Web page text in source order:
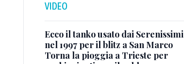
VIDEO
Ecco il tanko usato dai Serenissimi
nel 1997 per il blitz a San Marco
Torna la pioggia a Trieste per